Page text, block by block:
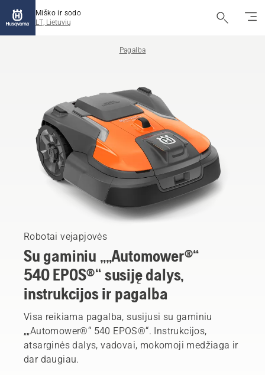
Miško ir sodo
LT, Lietuvių
Pagalba
Robotai vejapjovės
Su gaminiu „„Automower®“
540 EPOS®“ susiję dalys,
instrukcijos ir pagalba
Visa reikiama pagalba, susijusi su gaminiu
„„Automower®“ 540 EPOS®“. Instrukcijos,
atsarginės dalys, vadovai, mokomoji medžiaga ir
dar daugiau.